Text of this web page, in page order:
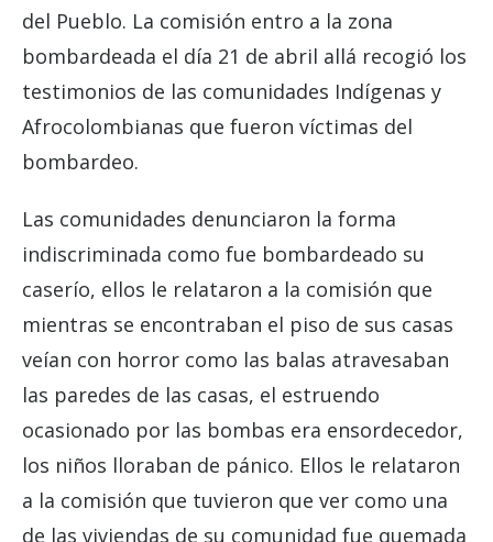
del Pueblo. La comisión entro a la zona
bombardeada el día 21 de abril allá recogió los
testimonios de las comunidades Indígenas y
Afrocolombianas que fueron víctimas del
bombardeo.
Las comunidades denunciaron la forma
indiscriminada como fue bombardeado su
caserío, ellos le relataron a la comisión que
mientras se encontraban el piso de sus casas
veían con horror como las balas atravesaban
las paredes de las casas, el estruendo
ocasionado por las bombas era ensordecedor,
los niños lloraban de pánico. Ellos le relataron
a la comisión que tuvieron que ver como una
de las viviendas de su comunidad fue quemada